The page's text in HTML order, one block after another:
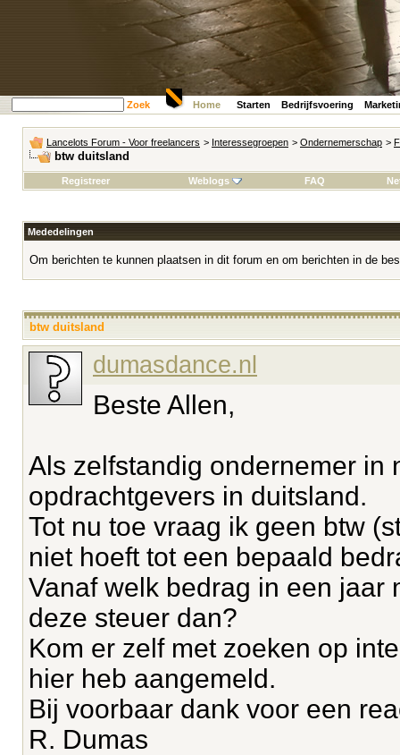
Zoek Home Starten Bedrijfsvoering
Lancelots Forum - Voor freelancers > Interessegroepen > Ondernemerschap >
btw duitsland
Registreer Weblogs FAQ
Mededelingen
Om berichten te kunnen plaatsen in dit forum en om berichten in de
btw duitsland
dumasdance.nl
Beste Allen,
Als zelfstandig ondernemer in
opdrachtgevers in duitsland.
Tot nu toe vraag ik geen btw
niet hoeft tot een bepaald
Vanaf welk bedrag in een jaar
deze steuer dan?
Kom er zelf met zoeken op
hier heb aangemeld.
Bij voorbaar dank voor een
R. Dumas